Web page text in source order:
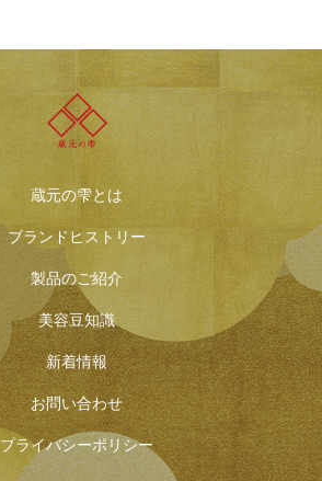
蔵元の雫とは
ブランドヒストリー
製品のご紹介
美容豆知識
新着情報
お問い合わせ
プライバシーポリシー